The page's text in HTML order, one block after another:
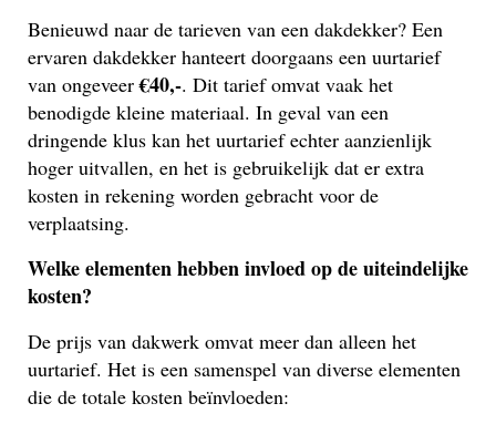
Benieuwd naar de tarieven van een dakdekker? Een
ervaren dakdekker hanteert doorgaans een uurtarief
van ongeveer€40,-. Dit tarief omvat vaak het
benodigde kleine materiaal. In geval van een
dringende klus kan het uurtarief echter aanzienlijk
hoger uitvallen, en het is gebruikelijk dat er extra
kosten in rekening worden gebracht voor de
verplaatsing.
Welke elementen hebben invloed op de uiteindelijke
kosten?
De prijs van dakwerk omvat meer dan alleen het
uurtarief. Het is een samenspel van diverse elementen
die de totale kosten beïnvloeden: